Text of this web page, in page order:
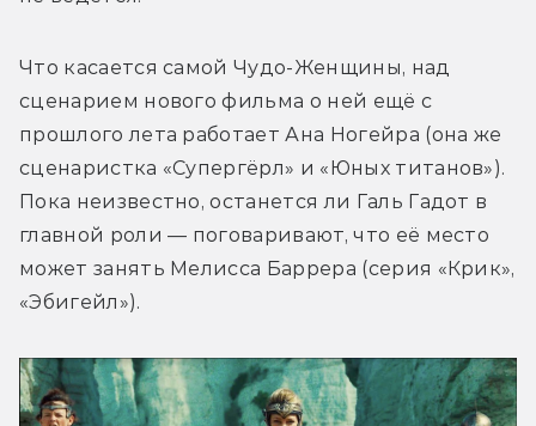
Что касается самой Чудо-Женщины, над
сценарием нового фильма о ней ещё с
прошлого лета работает Ана Ногейра (она же
сценаристка «Супергёрл» и «Юных титанов»).
Пока неизвестно, останется ли Галь Гадот в
главной роли — поговаривают, что её место
может занять Мелисса Баррера (серия «Крик»,
«Эбигейл»).